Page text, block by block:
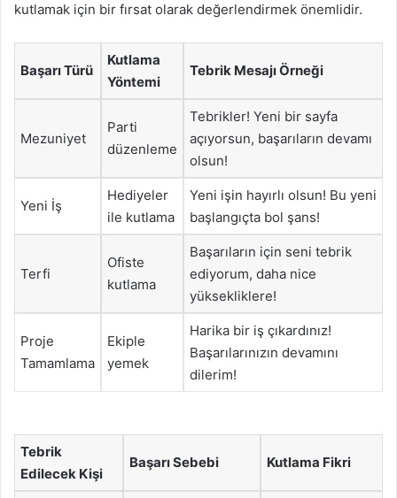
kutlamak için bir fırsat olarak değerlendirmek önemlidir.
Başarı Türü
Kutlama
Yöntemi
Tebrik Mesajı Örneği
Mezuniyet
Parti
düzenleme
Tebrikler! Yeni bir sayfa
açıyorsun, başarıların devamı
olsun!
Yeni İş
Hediyeler
ile kutlama
Yeni işin hayırlı olsun! Bu yeni
başlangıçta bol şans!
Terfi
Ofiste
kutlama
Başarıların için seni tebrik
ediyorum, daha nice
yüksekliklere!
Proje
Tamamlama
Ekiple
yemek
Harika bir iş çıkardınız!
Başarılarınızın devamını
dilerim!
Tebrik
Edilecek Kişi
Başarı Sebebi Kutlama Fikri